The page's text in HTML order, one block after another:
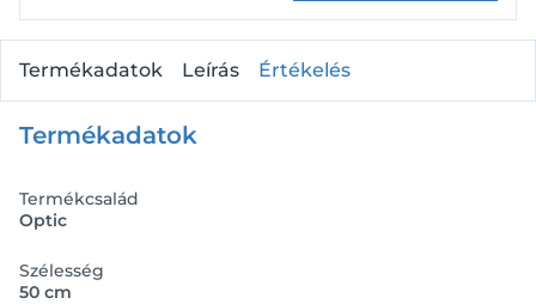
Termékadatok Leírás Értékelés
Termékadatok
Termékcsalád
Optic
Szélesség
50 cm